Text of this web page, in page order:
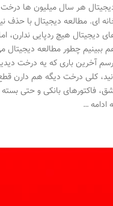
هر سال میلیون ها درخت
ای. مطالعه دیجیتال با حذف
دیجیتال هیچ ردپایی ندارن،
هم ببینیم چطور مطالعه
آخرین باری که یه درخت
کلی درخت دیگه هم دارن
فاکتورهای بانکی و حتی
…